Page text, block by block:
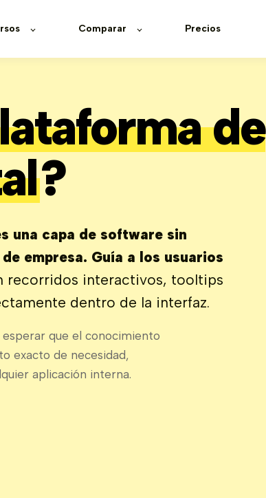
Comparar Precios
de
?
una capa de software sin
empresa. Guía a los usuarios
recorridos interactivos, tooltips
dentro de la interfaz.
que el conocimiento
exacto de necesidad,
aplicación interna.